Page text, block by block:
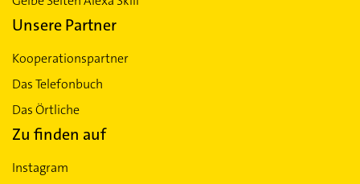
Unsere Partner
Kooperationspartner
Das Telefonbuch
Das Örtliche
Zu finden auf
Instagram